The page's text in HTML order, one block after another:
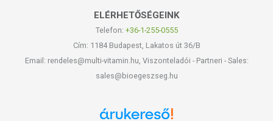
ELÉRHETŐSÉGEINK
Telefon: +36-1-255-0555
Cím: 1184 Budapest, Lakatos út 36/B
Email: rendeles@multi-vitamin.hu, Viszonteladói - Partneri - Sales:
sales@bioegeszseg.hu